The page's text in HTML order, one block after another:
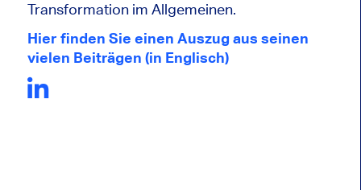
Transformation im Allgemeinen.
Hier finden Sie einen Auszug aus seinen
vielen Beiträgen (in Englisch)